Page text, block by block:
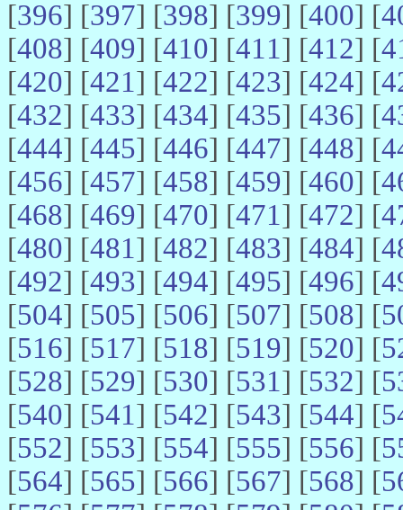
[396] [397] [398] [399] [400] [
[408] [409] [410] [411] [412] [
[420] [421] [422] [423] [424] [
[432] [433] [434] [435] [436] [
[444] [445] [446] [447] [448] [
[456] [457] [458] [459] [460] [
[468] [469] [470] [471] [472] [
[480] [481] [482] [483] [484] [
[492] [493] [494] [495] [496] [
[504] [505] [506] [507] [508] [
[516] [517] [518] [519] [520] [
[528] [529] [530] [531] [532] [
[540] [541] [542] [543] [544] [
[552] [553] [554] [555] [556] [
[564] [565] [566] [567] [568] [